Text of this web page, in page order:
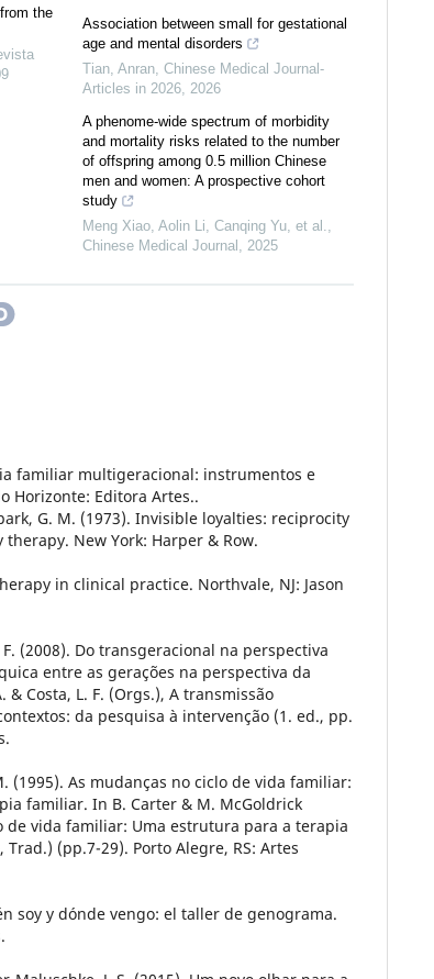
the
Association between small for gestational
age and mental disorders
Tian, Anran, Chinese Medical Journal-
Articles in 2026, 2026
A phenome-wide spectrum of morbidity
and mortality risks related to the number
of offspring among 0.5 million Chinese
men and women: A prospective cohort
study
Meng Xiao, Aolin Li, Canqing Yu, et al.
Chinese Medical Journal
2025
familiar multigeracional: instrumentos e
Horizonte: Editora Artes..
G. M. (1973). Invisible loyalties: reciprocity
New York: Harper & Row.
in clinical practice. Northvale, NJ: Jason
(2008). Do transgeracional na perspectiva
entre as gerações na perspectiva da
& Costa, L. F. (Orgs.), A transmissão
da pesquisa à intervenção (1. ed., pp.
(1995). As mudanças no ciclo de vida familiar:
familiar. In B. Carter & M. McGoldrick
de vida familiar: Uma estrutura para a terapia
(pp.7-29). Porto Alegre, RS: Artes
soy y dónde vengo: el taller de genograma.